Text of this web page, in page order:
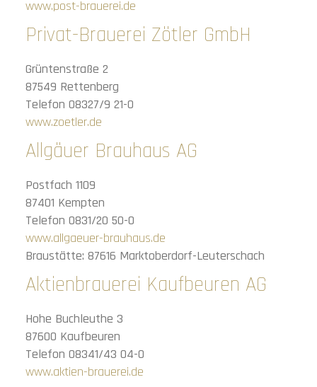
www.post-brauerei.de
Privat-Brauerei Zötler GmbH
Grüntenstraße 2
87549 Rettenberg
Telefon 08327/9 21-0
www.zoetler.de
Allgäuer Brauhaus AG
Postfach 1109
87401 Kempten
Telefon 0831/20 50-0
www.allgaeuer-brauhaus.de
Braustätte: 87616 Marktoberdorf-Leuterschach
Aktienbrauerei Kaufbeuren AG
Hohe Buchleuthe 3
87600 Kaufbeuren
Telefon 08341/43 04-0
www.aktien-brauerei.de